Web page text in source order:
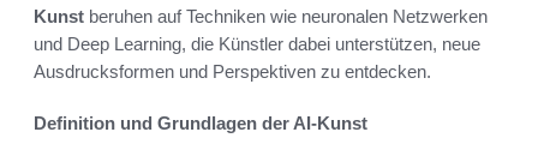
Kunst beruhen auf Techniken wie neuronalen Netzwerken
und Deep Learning, die Künstler dabei unterstützen, neue
Ausdrucksformen und Perspektiven zu entdecken.
Definition und Grundlagen der AI-Kunst